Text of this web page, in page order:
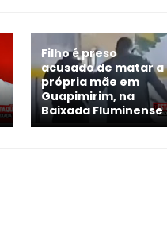
Filho é preso
acusado de matar a
própria mãe em
Guapimirim, na
Baixada Fluminense